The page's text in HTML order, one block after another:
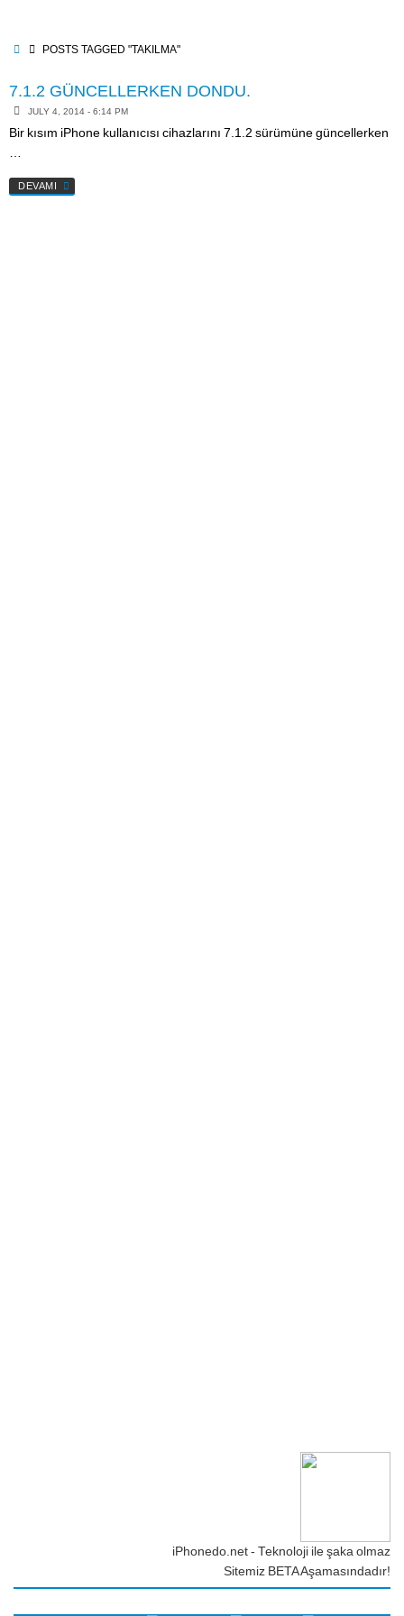
contentHOMEPOSTS TAGGED "TAKILMA"
7.1.2 GÜNCELLERKEN DONDU.
JULY 4, 2014 - 6:14 PM
Bir kısım iPhone kullanıcısı cihazlarını 7.1.2 sürümüne güncellerken
…
DEVAMI
iPhonedo.net - Teknoloji ile şaka olmaz
Sitemiz BETA Aşamasındadır!